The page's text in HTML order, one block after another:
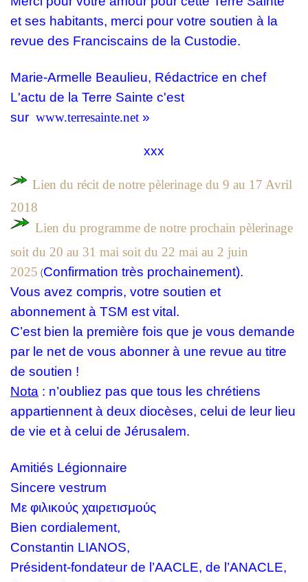
et ses habitants, merci pour votre soutien à la
revue des Franciscains de la Custodie.
Marie-Armelle Beaulieu, Rédactrice en chef
L'actu de la Terre Sainte c'est
sur www.terresainte.net »
xxx
Lien du récit de notre pèlerinage du 9 au 17 Avril
2018
Lien du programme de notre prochain pèlerinage
soit du 20 au 31 mai soit du 22 mai au 2 juin
2025 (Confirmation très prochainement).
Vous avez compris, votre soutien et
abonnement à TSM est vital.
C’est bien la première fois que je vous demande
par le net de vous abonner à une revue au titre
de soutien !
Nota : n’oubliez pas que tous les chrétiens
appartiennent à deux diocèses, celui de leur lieu
de vie et à celui de Jérusalem.
Amitiés Légionnaire
Sincere vestrum
Με φιλικούς χαιρετισμούς
Bien cordialement,
Constantin LIANOS,
Président-fondateur de l’AACLE, de l’ANACLE,